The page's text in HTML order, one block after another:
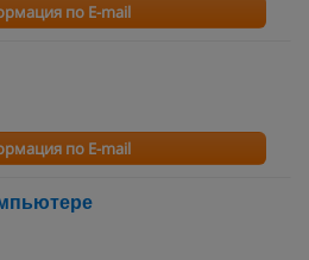
по E-mail
по E-mail